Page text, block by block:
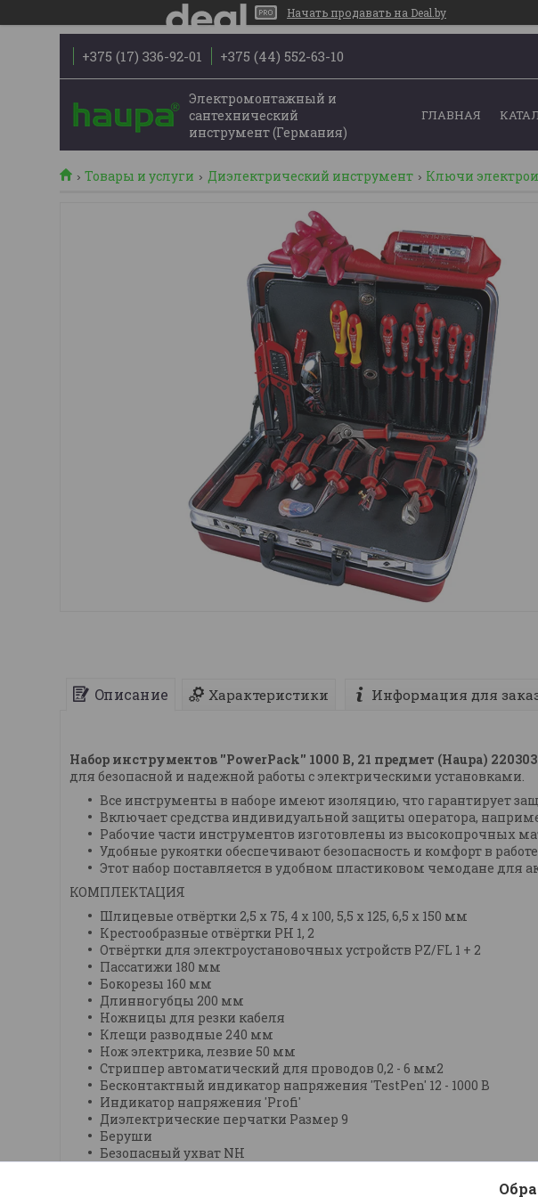
Начать продавать на Deal.by
+375 (17) 336-92-01 +375 (44) 552-63-10
Электромонтажный и
сантехнический
инструмент (Германия)
ГЛАВНАЯ
Товары и услуги Диэлектрический инструмент Ключи
Описание Характеристики Информация для
Набор инструментов ''PowerPack'' 1000 В, 21 предмет (Haupa) 220303
для безопасной и надежной работы с электрическими установками.
Все инструменты в наборе имеют изоляцию, что гарантирует
Включает средства индивидуальной защиты оператора,
Рабочие части инструментов изготовлены из высокопрочных
Удобные рукоятки обеспечивают безопасность и комфорт в работе.
Этот набор поставляется в удобном пластиковом чемодане для
КОМПЛЕКТАЦИЯ
Шлицевые отвёртки 2,5 x 75, 4 x 100, 5,5 x 125, 6,5 x 150 мм
Крестообразные отвёртки PH 1, 2
Отвёртки для электроустановочных устройств PZ/FL 1 + 2
Пассатижи 180 мм
Бокорезы 160 мм
Длинногубцы 200 мм
Ножницы для резки кабеля
Клещи разводные 240 мм
Нож электрика, лезвие 50 мм
Стриппер автоматический для проводов 0,2 - 6 мм2
Бесконтактный индикатор напряжения 'TestPen' 12 - 1000 В
Индикатор напряжения 'Profi'
Диэлектрические перчатки Размер 9
Беруши
Безопасный ухват NH